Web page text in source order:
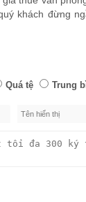
khách đừng
Quá tệ Trung